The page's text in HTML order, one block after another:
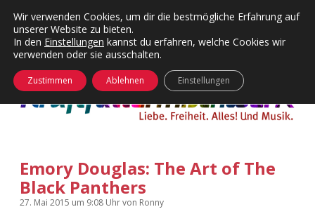
Kategorien
Menü
24 Hours Chilling
Die Wende
KFMW-Disco
kfmw.stuff
KFMW-Disco
Dates
Contact
Adventskalender
öffnen
Emory Douglas: The Art of The
Black Panthers
27. Mai 2015 um 9:08 Uhrvon Ronny
Wir verwenden Cookies, um dir die bestmögliche Erfahrung auf
unserer Website zu bieten.
In den Einstellungen kannst du erfahren, welche Cookies wir
verwenden oder sie ausschalten.
Zustimmen Ablehnen Einstellungen